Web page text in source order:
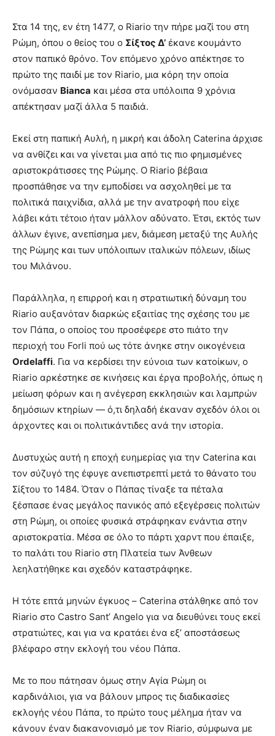
Στα 14 της, εν έτη 1477, ο Riario την πήρε μαζί του στη
Ρώμη, όπου ο θείος του ο Σίξτος Δ’ έκανε κουμάντο
στον παπικό θρόνο. Τον επόμενο χρόνο απέκτησε το
πρώτο της παιδί με τον Riario, μια κόρη την οποία
ονόμασαν Bianca και μέσα στα υπόλοιπα 9 χρόνια
απέκτησαν μαζί άλλα 5 παιδιά.
Εκεί στη παπική Αυλή, η μικρή και άδολη Caterina άρχισε
να ανθίζει και να γίνεται μια από τις πιο φημισμένες
αριστοκράτισσες της Ρώμης. Ο Riario βέβαια
προσπάθησε να την εμποδίσει να ασχοληθεί με τα
πολιτικά παιχνίδια, αλλά με την ανατροφή που είχε
λάβει κάτι τέτοιο ήταν μάλλον αδύνατο. Έτσι, εκτός των
άλλων έγινε, ανεπίσημα μεν, διάμεση μεταξύ της Αυλής
της Ρώμης και των υπόλοιπων ιταλικών πόλεων, ιδίως
του Μιλάνου.
Παράλληλα, η επιρροή και η στρατιωτική δύναμη του
Riario αυξανόταν διαρκώς εξαιτίας της σχέσης του με
τον Πάπα, ο οποίος του προσέφερε στο πιάτο την
περιοχή του Forli πού ως τότε άνηκε στην οικογένεια
Ordelaffi. Για να κερδίσει την εύνοια των κατοίκων, ο
Riario αρκέστηκε σε κινήσεις και έργα προβολής, όπως η
μείωση φόρων και η ανέγερση εκκλησιών και λαμπρών
δημόσιων κτηρίων — ό,τι δηλαδή έκαναν σχεδόν όλοι οι
άρχοντες και οι πολιτικάντιδες ανά την ιστορία.
Δυστυχώς αυτή η εποχή ευημερίας για την Caterina και
τον σύζυγό της έφυγε ανεπιστρεπτί μετά το θάνατο του
Σίξτου το 1484. Όταν ο Πάπας τίναξε τα πέταλα
ξέσπασε ένας μεγάλος πανικός από εξεγέρσεις πολιτών
στη Ρώμη, οι οποίες φυσικά στράφηκαν ενάντια στην
αριστοκρατία. Μέσα σε όλο το πάρτι χαρντ που έπαιξε,
το παλάτι του Riario στη Πλατεία των Άνθεων
λεηλατήθηκε και σχεδόν καταστράφηκε.
Η τότε επτά μηνών έγκυος – Caterina στάλθηκε από τον
Riario στο Castro Sant’ Angelo για να διευθύνει τους εκεί
στρατιώτες, και για να κρατάει ένα εξ’ αποστάσεως
βλέφαρο στην εκλογή του νέου Πάπα.
Με το που πάτησαν όμως στην Αγία Ρώμη οι
καρδινάλιοι, για να βάλουν μπρος τις διαδικασίες
εκλογής νέου Πάπα, το πρώτο τους μέλημα ήταν να
κάνουν έναν διακανονισμό με τον Riario, σύμφωνα με